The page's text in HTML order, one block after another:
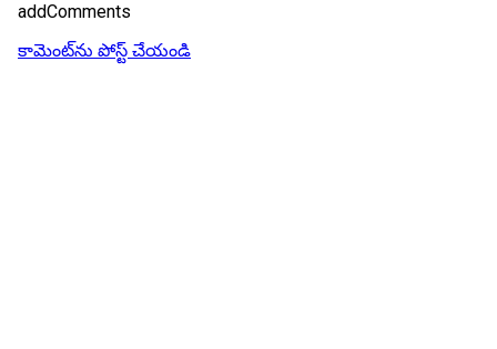
addComments
కామెంట్‌ను పోస్ట్ చేయండి